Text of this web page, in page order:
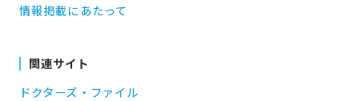
情報掲載にあたって
関連サイト
ドクターズ・ファイル